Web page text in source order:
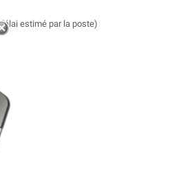
estimé par la poste)